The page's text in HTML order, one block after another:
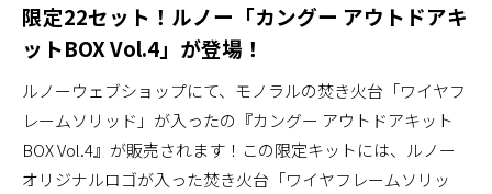
限定22セット！ルノー「カングー アウトドアキ
ットBOX Vol.4」が登場！
ルノーウェブショップにて、モノラルの焚き火台「ワイヤフ
レームソリッド」が入ったの『カングー アウトドアキット
BOX Vol.4』が販売されます！この限定キットには、ルノー
オリジナルロゴが入った焚き火台「ワイヤフレームソリッ